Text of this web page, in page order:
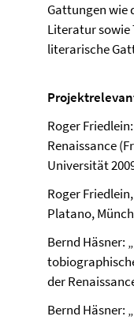
Gattungen wie
Literatur sowie
literarische
Roger
Renaissance
Universität
Roger
Platano,
Bernd Häsner:
der
Bernd Häsner: